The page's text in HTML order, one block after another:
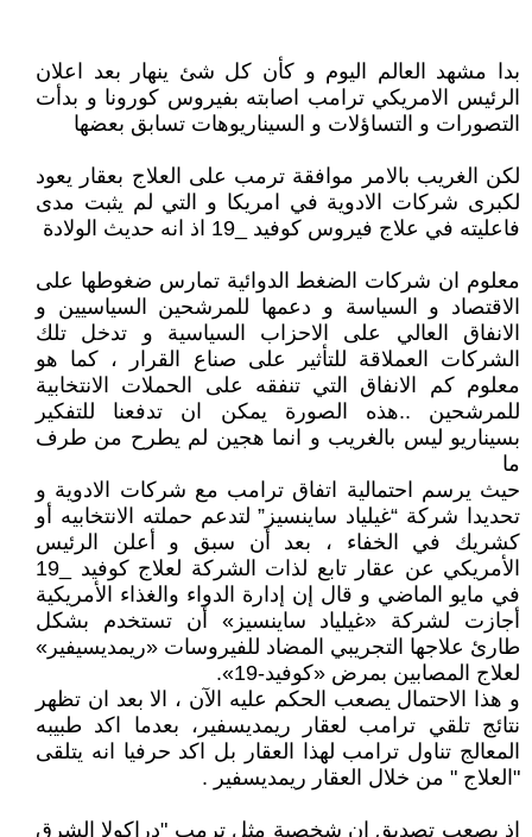
بدا مشهد العالم اليوم و كأن كل شئ ينهار بعد اعلان
الرئيس الامريكي ترامب اصابته بفيروس كورونا و بدأت
التصورات و التساؤلات و السيناريوهات تسابق بعضها
لكن الغريب بالامر موافقة ترمب على العلاج بعقار يعود
لكبرى شركات الادوية في امريكا و التي لم يثبت مدى
فاعليته في علاج فيروس كوفيد _19 اذ انه حديث الولادة
معلوم ان شركات الضغط الدوائية تمارس ضغوطها على
الاقتصاد و السياسة و دعمها للمرشحين السياسيين و
الانفاق العالي على الاحزاب السياسية و تدخل تلك
الشركات العملاقة للتأثير على صناع القرار ، كما هو
معلوم كم الانفاق التي تنفقه على الحملات الانتخابية
للمرشحين ..هذه الصورة يمكن ان تدفعنا للتفكير
بسيناريو ليس بالغريب و انما هجين لم يطرح من طرف
ما
حيث يرسم احتمالية اتفاق ترامب مع شركات الادوية و
تحديدا شركة “غيلياد ساينسيز” لتدعم حملته الانتخابيه أو
كشريك في الخفاء ، بعد أن سبق و أعلن الرئيس
الأمريكي عن عقار تابع لذات الشركة لعلاج كوفيد _19
في مايو الماضي و قال إن إدارة الدواء والغذاء الأمريكية
أجازت لشركة «غيلياد ساينسيز» أن تستخدم بشكل
طارئ علاجها التجريبي المضاد للفيروسات «ريمديسيفير»
لعلاج المصابين بمرض «كوفيد-19».
و هذا الاحتمال يصعب الحكم عليه الآن ، الا بعد ان تظهر
نتائج تلقي ترامب لعقار ريمديسفير، بعدما اكد طبيبه
المعالج تناول ترامب لهذا العقار بل اكد حرفيا انه يتلقى
"العلاج " من خلال العقار ريمديسفير .
اذ يصعب تصديق ان شخصية مثل ترمب "دراكولا الشرق